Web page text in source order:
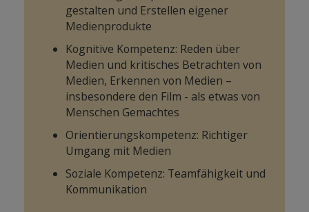
gestalten und Erstellen eigener
Medienprodukte
Kognitive Kompetenz: Reden über
Medien und kritisches Betrachten von
Medien, Erkennen von Medien –
insbesondere den Film - als etwas von
Menschen Gemachtes
Orientierungskompetenz: Richtiger
Umgang mit Medien
Soziale Kompetenz: Teamfähigkeit und
Kommunikation